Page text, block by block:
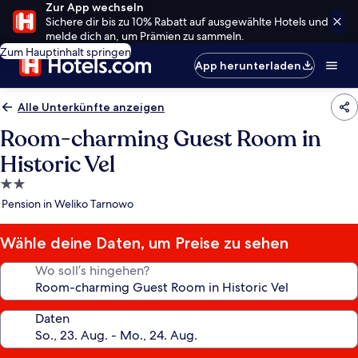
Zur App wechseln
Sichere dir bis zu 10% Rabatt auf ausgewählte Hotels und
melde dich an, um Prämien zu sammeln.
Zum Hauptinhalt springen
App herunterladen
Alle Unterkünfte anzeigen
Room-charming Guest Room in
Historic Vel
2.0-
Sterne-
Pension in Weliko Tarnowo
Wähle deine Daten, um Preise zu sehen
Wo soll’s hingehen?
Daten